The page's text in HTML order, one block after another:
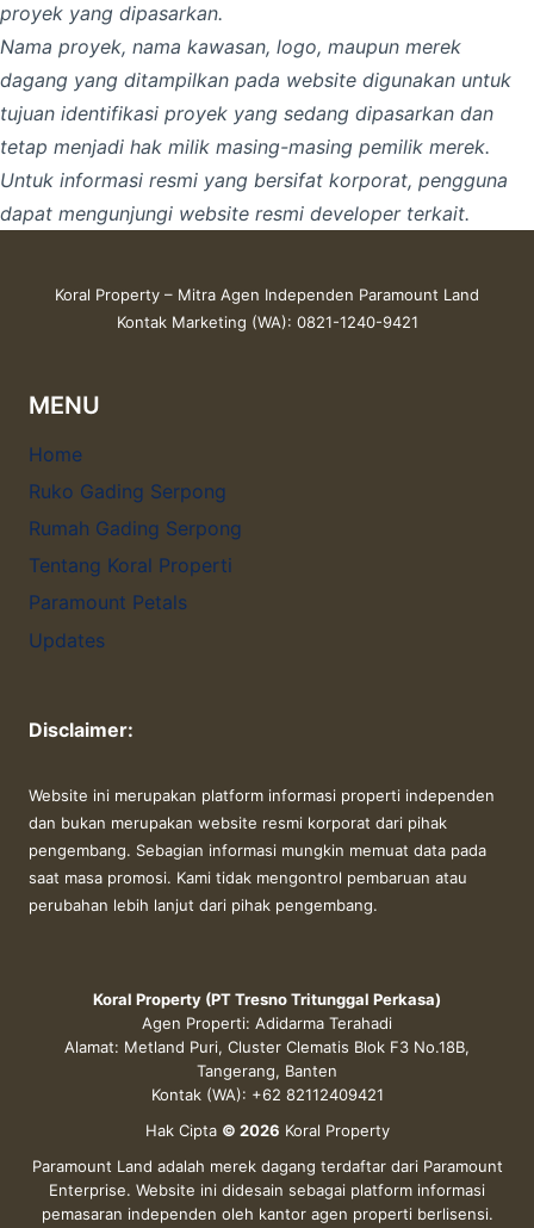
proyek yang dipasarkan.
Nama proyek, nama kawasan, logo, maupun merek
dagang yang ditampilkan pada website digunakan untuk
tujuan identifikasi proyek yang sedang dipasarkan dan
tetap menjadi hak milik masing-masing pemilik merek.
Untuk informasi resmi yang bersifat korporat, pengguna
dapat mengunjungi website resmi developer terkait.
Koral Property – Mitra Agen Independen Paramount Land
Kontak Marketing (WA): 0821-1240-9421
MENU
Home
Ruko Gading Serpong
Rumah Gading Serpong
Tentang Koral Properti
Paramount Petals
Updates
Disclaimer:
Website ini merupakan platform informasi properti independen
dan bukan merupakan website resmi korporat dari pihak
pengembang. Sebagian informasi mungkin memuat data pada
saat masa promosi. Kami tidak mengontrol pembaruan atau
perubahan lebih lanjut dari pihak pengembang.
Koral Property (PT Tresno Tritunggal Perkasa)
Agen Properti: Adidarma Terahadi
Alamat: Metland Puri, Cluster Clematis Blok F3 No.18B,
Tangerang, Banten
Kontak (WA): +62 82112409421
Hak Cipta © 2026 Koral Property
Paramount Land adalah merek dagang terdaftar dari Paramount
Enterprise. Website ini didesain sebagai platform informasi
pemasaran independen oleh kantor agen properti berlisensi.